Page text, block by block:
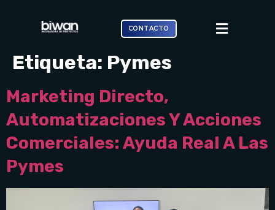
CONTACTO
Etiqueta: Pymes
Marketing Directo,
Automatizaciones Y Acciones
Comerciales: Ayuda Real A Las
Pymes